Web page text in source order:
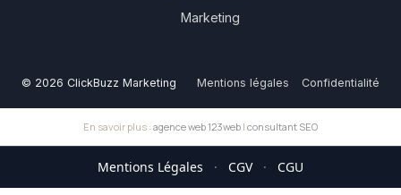
Marketing
© 2026 ClickBuzz Marketing Mentions légales Confidentialité
En savoir plus : agence web 123web | consultant SEO
Mentions Légales · CGV · CGU